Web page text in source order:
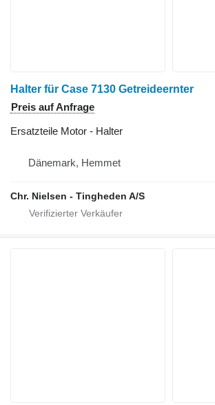
Halter für Case 7130 Getreideernter
Preis auf Anfrage
Ersatzteile Motor - Halter
Dänemark, Hemmet
Chr. Nielsen - Tingheden A/S